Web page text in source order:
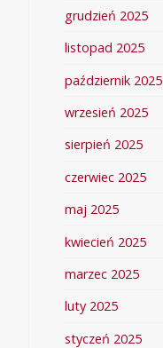
grudzień 2025
listopad 2025
październik 2025
wrzesień 2025
sierpień 2025
czerwiec 2025
maj 2025
kwiecień 2025
marzec 2025
luty 2025
styczeń 2025